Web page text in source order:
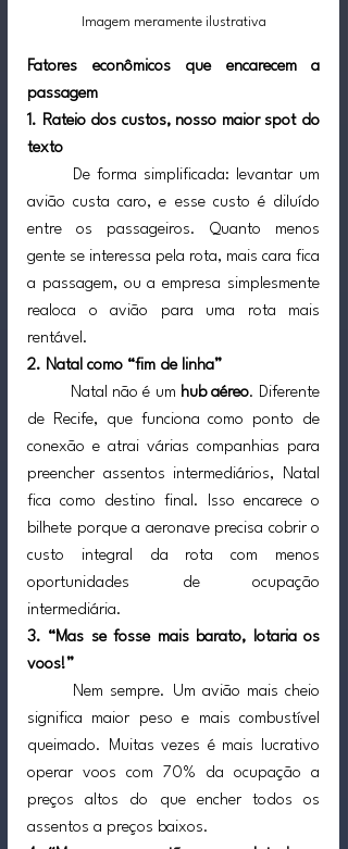
Imagem meramente ilustrativa
Fatores econômicos que encarecem a
passagem
1. Rateio dos custos, nosso maior spot do
texto
avião custa caro, e esse custo é diluído
entre os passageiros. Quanto menos
gente se interessa pela rota, mais cara fica
a passagem, ou a empresa simplesmente
realoca o avião para uma rota mais
rentável.
2. Natal como “fim de linha”
	Natal não é um
hub aéreo. Diferente
de Recife, que funciona como ponto de
conexão e atrai várias companhias para
preencher assentos intermediários, Natal
fica como destino final. Isso encarece o
bilhete porque a aeronave precisa cobrir o
custo integral da rota com menos
oportunidades de ocupação
intermediária.
3. “Mas se fosse mais barato, lotaria os
voos!”
significa maior peso e mais combustível
queimado. Muitas vezes é mais lucrativo
operar voos com 70% da ocupação a
preços altos do que encher todos os
assentos a preços baixos.